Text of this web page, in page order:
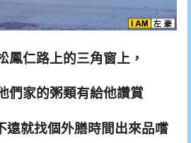
鳳仁路上的三角窗上，
們家的粥類有給他讚賞
遠就找個外膳時間出來品嚐